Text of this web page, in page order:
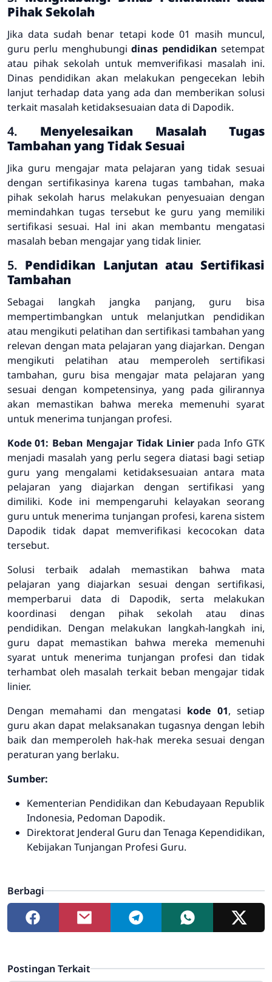
Pihak Sekolah
Jika data sudah benar tetapi kode 01 masih muncul,
guru perlu menghubungidinas pendidikan setempat
atau pihak sekolah untuk memverifikasi masalah ini.
Dinas pendidikan akan melakukan pengecekan lebih
lanjut terhadap data yang ada dan memberikan solusi
terkait masalah ketidaksesuaian data di Dapodik.
4. Menyelesaikan Masalah Tugas
Tambahan yang Tidak Sesuai
Jika guru mengajar mata pelajaran yang tidak sesuai
dengan sertifikasinya karena tugas tambahan, maka
pihak sekolah harus melakukan penyesuaian dengan
memindahkan tugas tersebut ke guru yang memiliki
sertifikasi sesuai. Hal ini akan membantu mengatasi
masalah beban mengajar yang tidak linier.
5. Pendidikan Lanjutan atau Sertifikasi
Tambahan
Sebagai langkah jangka panjang, guru bisa
mempertimbangkan untuk melanjutkan pendidikan
atau mengikuti pelatihan dan sertifikasi tambahan yang
relevan dengan mata pelajaran yang diajarkan. Dengan
mengikuti pelatihan atau memperoleh sertifikasi
tambahan, guru bisa mengajar mata pelajaran yang
sesuai dengan kompetensinya, yang pada gilirannya
akan memastikan bahwa mereka memenuhi syarat
untuk menerima tunjangan profesi.
Kode 01: Beban Mengajar Tidak Linierpada Info GTK
menjadi masalah yang perlu segera diatasi bagi setiap
guru yang mengalami ketidaksesuaian antara mata
pelajaran yang diajarkan dengan sertifikasi yang
dimiliki. Kode ini mempengaruhi kelayakan seorang
guru untuk menerima tunjangan profesi, karena sistem
Dapodik tidak dapat memverifikasi kecocokan data
tersebut.
Solusi terbaik adalah memastikan bahwa mata
pelajaran yang diajarkan sesuai dengan sertifikasi,
memperbarui data di Dapodik, serta melakukan
koordinasi dengan pihak sekolah atau dinas
pendidikan. Dengan melakukan langkah-langkah ini,
guru dapat memastikan bahwa mereka memenuhi
syarat untuk menerima tunjangan profesi dan tidak
terhambat oleh masalah terkait beban mengajar tidak
linier.
Dengan memahami dan mengatasi kode 01, setiap
guru akan dapat melaksanakan tugasnya dengan lebih
baik dan memperoleh hak-hak mereka sesuai dengan
peraturan yang berlaku.
Sumber:
Kementerian Pendidikan dan Kebudayaan Republik
Indonesia, Pedoman Dapodik.
Direktorat Jenderal Guru dan Tenaga Kependidikan,
Kebijakan Tunjangan Profesi Guru.
Berbagi
Postingan Terkait